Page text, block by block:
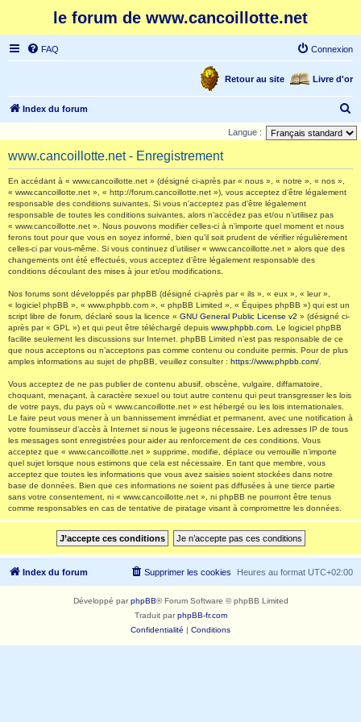
le forum de www.cancoillotte.net
FAQ Connexion
Livre d'or
Retour au site
Index du forum
e
Langue :
www.cancoillotte.net - Enregistrement
En accédant à « www.cancoillotte.net » (désigné ci-après par « nous », « notre », « nos »,
« www.cancoillotte.net », « http://forum.cancoillotte.net »), vous acceptez d’être légalement
responsable des conditions suivantes. Si vous n’acceptez pas d’être légalement
responsable de toutes les conditions suivantes, alors n’accédez pas et/ou n’utilisez pas
« www.cancoillotte.net ». Nous pouvons modifier celles-ci à n’importe quel moment et nous
ferons tout pour que vous en soyez informé, bien qu’il soit prudent de vérifier régulièrement
celles-ci par vous-même. Si vous continuez d’utiliser « www.cancoillotte.net » alors que des
changements ont été effectués, vous acceptez d’être légalement responsable des
conditions découlant des mises à jour et/ou modifications.
Nos forums sont développés par phpBB (désigné ci-après par « ils », « eux », « leur »,
« logiciel phpBB », « www.phpbb.com », « phpBB Limited », « Équipes phpBB ») qui est un
script libre de forum, déclaré sous la licence « GNU General Public License v2 » (désigné ci-
après par « GPL ») et qui peut être téléchargé depuis www.phpbb.com . Le logiciel phpBB
facilite seulement les discussions sur Internet. phpBB Limited n’est pas responsable de ce
que nous acceptons ou n’acceptons pas comme contenu ou conduite permis. Pour de plus
amples informations au sujet de phpBB, veuillez consulter : https://www.phpbb.com/
Vous acceptez de ne pas publier de contenu abusif, obscène, vulgaire, diffamatoire,
choquant, menaçant, à caractère sexuel ou tout autre contenu qui peut transgresser les lois
de votre pays, du pays où « www.cancoillotte.net » est hébergé ou les lois internationales.
Le faire peut vous mener à un bannissement immédiat et permanent, avec une notification à
votre fournisseur d’accès à Internet si nous le jugeons nécessaire. Les adresses IP de tous
les messages sont enregistrées pour aider au renforcement de ces conditions. Vous
acceptez que « www.cancoillotte.net » supprime, modifie, déplace ou verrouille n’importe
quel sujet lorsque nous estimons que cela est nécessaire. En tant que membre, vous
acceptez que toutes les informations que vous avez saisies soient stockées dans notre
base de données. Bien que ces informations ne soient pas diffusées à une tierce partie
sans votre consentement, ni « www.cancoillotte.net », ni phpBB ne pourront être tenus
comme responsables en cas de tentative de piratage visant à compromettre les données.
Index du forum Heures au format UTC+02:00
Supprimer les cookies
Développé parphpBB® Forum Software © phpBB Limited
Traduit parphpBB-fr.com
Confidentialité | Conditions